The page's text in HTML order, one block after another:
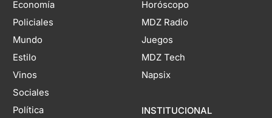
Economía
Policiales
Mundo
Estilo
Vinos
Sociales
Política
Horóscopo
MDZ Radio
Juegos
MDZ Tech
Napsix
INSTITUCIONAL